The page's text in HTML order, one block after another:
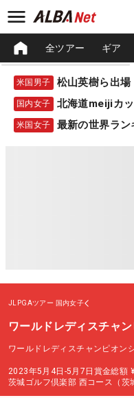
全ツアー ギア
米国男子
国内女子 北海道meijiカ
米国女子 最新の世界ラン
JLPGAツアー 国内女子
ワールドレディスチャ
ワールドレディスチャンピオン
2023年5月4日-5月7日 賞金総額
茨城ゴルフ倶楽部 西コース（茨